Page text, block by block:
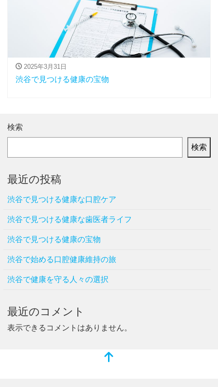
2025年3月31日
渋谷で見つける健康の宝物
検索
検索
最近の投稿
渋谷で見つける健康な口腔ケア
渋谷で見つける健康な歯医者ライフ
渋谷で見つける健康の宝物
渋谷で始める口腔健康維持の旅
渋谷で健康を守る人々の選択
最近のコメント
表示できるコメントはありません。